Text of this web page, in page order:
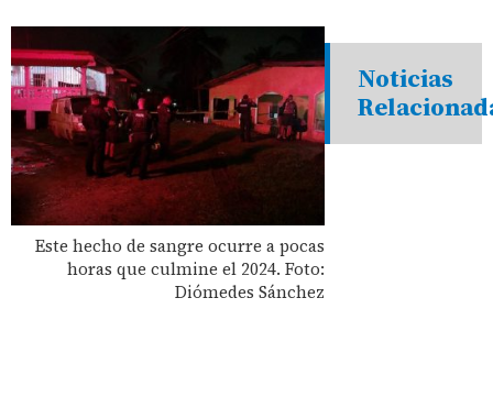
Este hecho de sangre ocurre a pocas
horas que culmine el 2024. Foto:
Diómedes Sánchez
Noticias